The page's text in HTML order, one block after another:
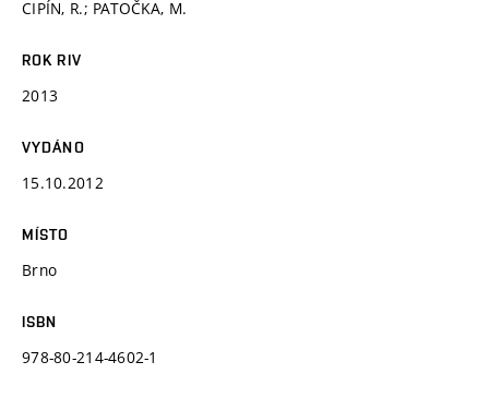
CIPÍN, R.; PATOČKA, M.
ROK RIV
2013
VYDÁNO
15.10.2012
MÍSTO
Brno
ISBN
978-80-214-4602-1